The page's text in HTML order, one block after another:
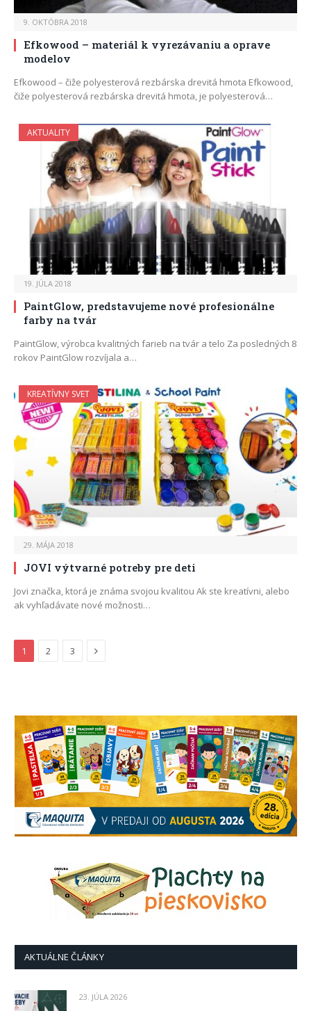
9. OKTÓBRA 2018
Efkowood – materiál k vyrezávaniu a oprave
modelov
Efkowood – čiže polyesterová rezbárska drevitá hmota Efkowood,
čiže polyesterová rezbárska drevitá hmota, je polyesterová…
AKTUALITY
19. JÚLA 2018
PaintGlow, predstavujeme nové profesionálne
farby na tvár
PaintGlow, výrobca kvalitných farieb na tvár a telo Za posledných 8
rokov PaintGlow rozvíjala a…
KREATÍVNY SVET
29. MÁJA 2018
JOVI výtvarné potreby pre deti
Jovi značka, ktorá je známa svojou kvalitou Ak ste kreatívni, alebo
ak vyhľadávate nové možnosti…
1 2 3 Next
AKTUÁLNE ČLÁNKY
23. JÚLA 2026